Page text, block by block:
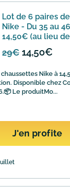
Lot de 6 paires
Nike - Du 35 au
14,50€ (au lieu
29€ 14,50€
Nike à
Disponible chez
Le produitMo...
J'en profite